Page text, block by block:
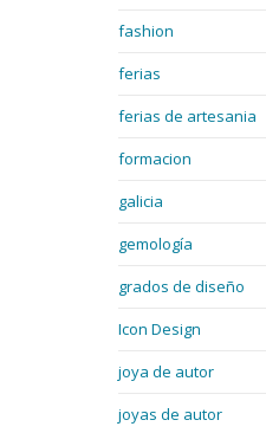
fashion
ferias
ferias de artesania
formacion
galicia
gemología
grados de diseño
Icon Design
joya de autor
joyas de autor